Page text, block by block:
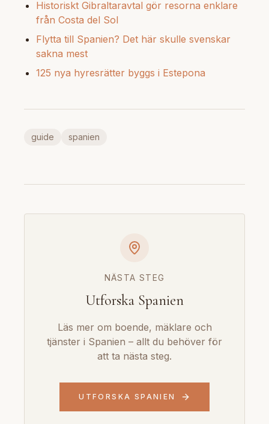
Historiskt Gibraltaravtal gör resorna enklare
från Costa del Sol
Flytta till Spanien? Det här skulle svenskar
sakna mest
125 nya hyresrätter byggs i Estepona
guide spanien
NÄSTA STEG
Utforska Spanien
Läs mer om boende, mäklare och
tjänster i Spanien – allt du behöver för
att ta nästa steg.
UTFORSKA SPANIEN